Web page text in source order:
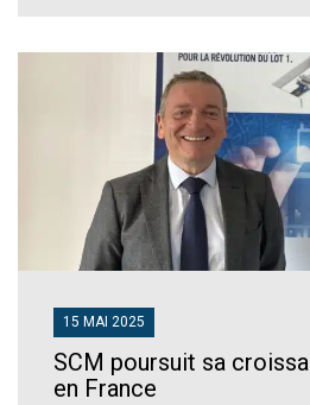
15 MAI 2025
SCM poursuit sa
en France